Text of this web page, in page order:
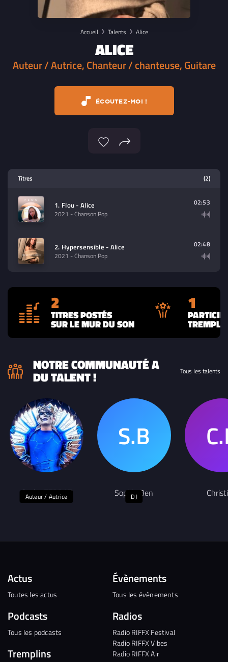
Accueil Talents Alice
ALICE
Auteur / Autrice, Chanteur / chanteuse, Guitare
ÉCOUTEZ-MOI !
contenu à lire (audio/video)
Titres (2)
1. Flou - Alice
2021 - Chanson Pop
02:53
2. Hypersensible - Alice
2021 - Chanson Pop
02:48
2
TITRES POSTÉS
SUR LE MUR DU SON
1
NOTRE COMMUNAUTÉ A
DU TALENT ! Tous les talents
Auteur / Autrice
Sacha TERRAT DJ
Sophia Ben
Actus
Toutes les actus
Podcasts
Tous les podcasts
Tremplins
Évènements
Tous les évènements
Radios
Radio RIFFX Festival
Radio RIFFX Vibes
Radio RIFFX Air